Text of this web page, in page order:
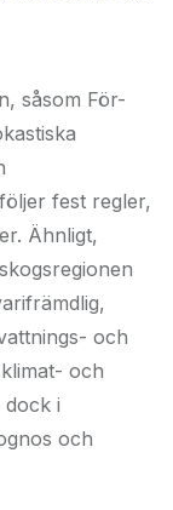
såsom För-
fest regler,
Ähnligt,
och
och
i
och